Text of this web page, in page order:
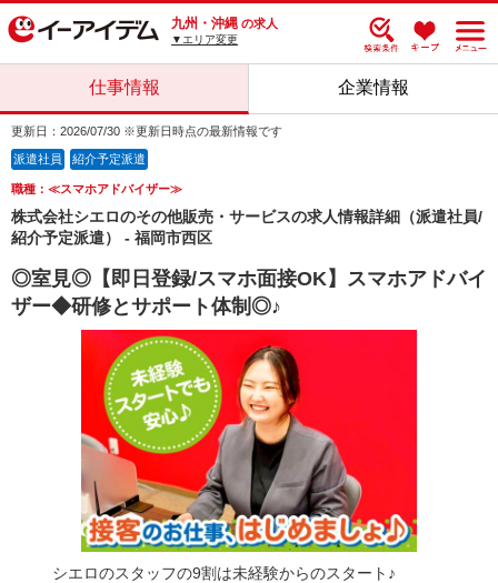
九州・沖縄 の求人
▼エリア変更
仕事情報 企業情報
更新日：2026/07/30 ※更新日時点の最新情報です
派遣社員 紹介予定派遣
職種：≪スマホアドバイザー≫
株式会社シエロのその他販売・サービスの求人情報詳細（派遣社員/
紹介予定派遣） - 福岡市西区
◎室見◎【即日登録/スマホ面接OK】スマホアドバイ
ザー◆研修とサポート体制◎♪
シエロのスタッフの9割は未経験からのスタート♪